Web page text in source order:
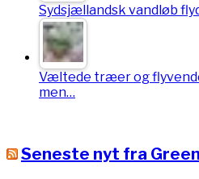
Sydsjællandsk vandløb
Væltede træer og
men…
Seneste nyt fra